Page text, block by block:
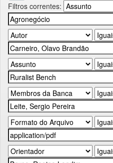
Filtros correntes: